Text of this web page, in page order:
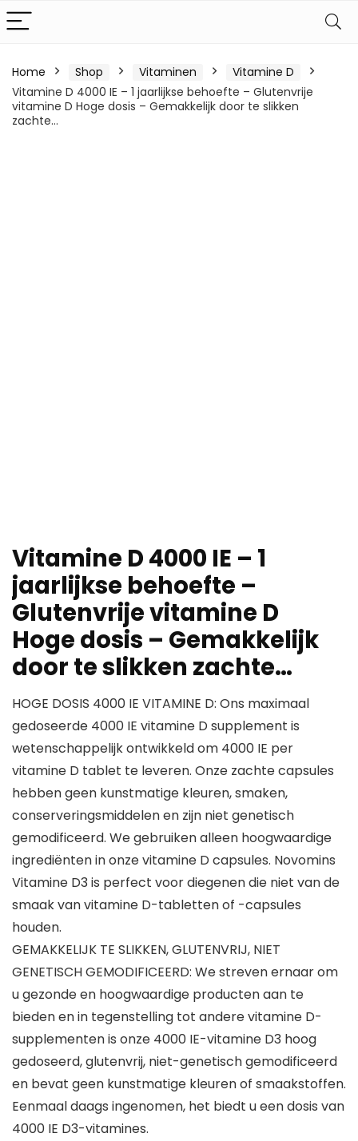
Home Shop Vitaminen
Vitamine D
Vitamine D 4000 IE – 1 jaarlijkse behoefte – Glutenvrije
vitamine D Hoge dosis – Gemakkelijk door te slikken
zachte…
Vitamine D 4000 IE – 1
jaarlijkse behoefte –
Glutenvrije vitamine D
Hoge dosis – Gemakkelijk
door te slikken zachte…
HOGE DOSIS 4000 IE VITAMINE D: Ons maximaal
gedoseerde 4000 IE vitamine D supplement is
wetenschappelijk ontwikkeld om 4000 IE per
vitamine D tablet te leveren. Onze zachte capsules
hebben geen kunstmatige kleuren, smaken,
conserveringsmiddelen en zijn niet genetisch
gemodificeerd. We gebruiken alleen hoogwaardige
ingrediënten in onze vitamine D capsules. Novomins
Vitamine D3 is perfect voor diegenen die niet van de
smaak van vitamine D-tabletten of -capsules
houden.
GEMAKKELIJK TE SLIKKEN, GLUTENVRIJ, NIET
GENETISCH GEMODIFICEERD: We streven ernaar om
u gezonde en hoogwaardige producten aan te
bieden en in tegenstelling tot andere vitamine D-
supplementen is onze 4000 IE-vitamine D3 hoog
gedoseerd, glutenvrij, niet-genetisch gemodificeerd
en bevat geen kunstmatige kleuren of smaakstoffen.
Eenmaal daags ingenomen, het biedt u een dosis van
4000 IE D3-vitamines.